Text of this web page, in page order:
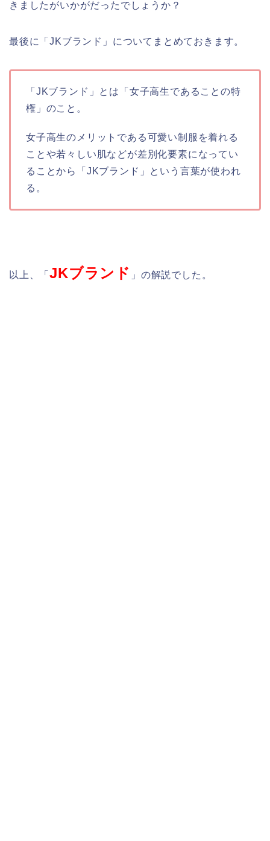
きましたがいかがだったでしょうか？
最後に「JKブランド」についてまとめておきます。
「JKブランド」とは「女子高生であることの特
権」のこと。
女子高生のメリットである可愛い制服を着れる
ことや若々しい肌などが差別化要素になってい
ることから「JKブランド」という言葉が使われ
る。
以上、「JKブランド 」の解説でした。